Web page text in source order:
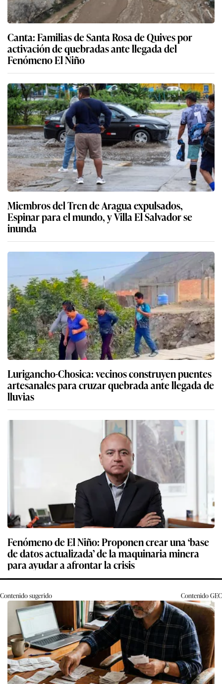
Canta: Familias de Santa Rosa de Quives por
activación de quebradas ante llegada del
Fenómeno El Niño
Miembros del Tren de Aragua expulsados,
Espinar para el mundo, y Villa El Salvador se
inunda
Lurigancho-Chosica: vecinos construyen puentes
artesanales para cruzar quebrada ante llegada de
lluvias
Fenómeno de El Niño: Proponen crear una ‘base
de datos actualizada’ de la maquinaria minera
para ayudar a afrontar la crisis
Contenido sugerido ContenidoGEC